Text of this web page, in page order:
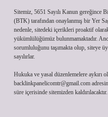
Sitemiz, 5651 Sayılı Kanun
(BTK) tarafından onaylanmış bir Yer
nedenle, sitedeki içerikleri proaktif
yükümlülüğümüz bulunmamaktadır.
sorumluluğunu taşımakta olup, siteye
sayılırlar.
Hukuka ve yasal düzenlemelere aykırı
backlinkpanelicomtr@gmail.com
süre içerisinde sitemizden kaldırılacaktır.